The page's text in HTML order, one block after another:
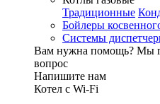
Традиционные
Бойлеры
Системы
Вам нужна помощь? Мы
вопрос
Напишите нам
Котел с Wi-Fi